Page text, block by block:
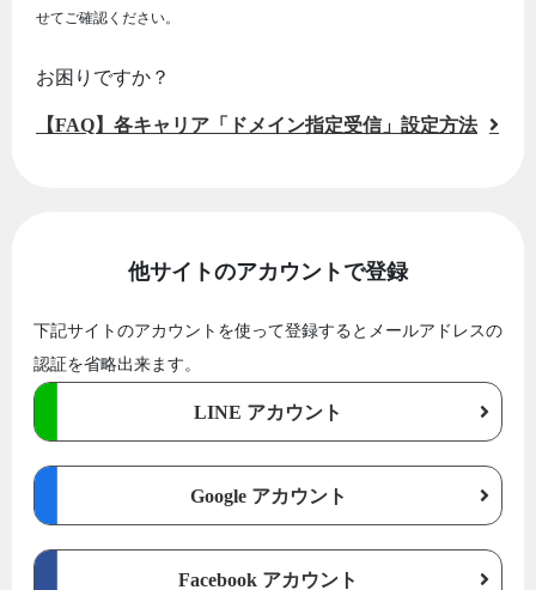
せてご確認ください。
お困りですか？
【FAQ】各キャリア「ドメイン指定受信」設定方法
他サイトのアカウントで登録
下記サイトのアカウントを使って登録するとメールアドレスの
認証を省略出来ます。
LINE アカウント
Google アカウント
Facebook アカウント